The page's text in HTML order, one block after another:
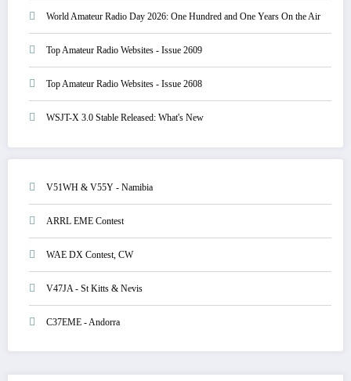
World Amateur Radio Day 2026: One Hundred and One Years On the Air
Top Amateur Radio Websites - Issue 2609
Top Amateur Radio Websites - Issue 2608
WSJT-X 3.0 Stable Released: What's New
V51WH & V55Y - Namibia
ARRL EME Contest
WAE DX Contest, CW
V47JA - St Kitts & Nevis
C37EME - Andorra